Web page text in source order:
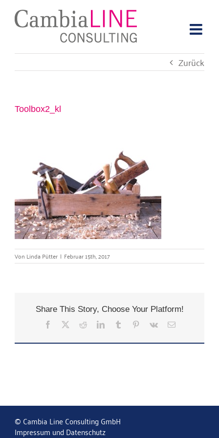
Inhalt
springen
Zurück
Toolbox2_kl
Von Linda Pütter | Februar 15th, 2017
Share This Story, Choose Your Platform!
Facebook RedditLinkedInTumblr Pinterest
Vk
E-
© Cambia Line Consulting GmbH
Impressum und Datenschutz